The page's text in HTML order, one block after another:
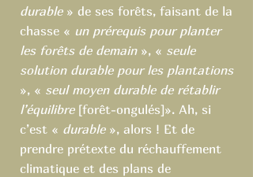
durable» de ses forêts, faisant de la
chasse « un prérequis pour planter
les forêts de demain», « seule
solution durable pour les plantations
», « seul moyen durable de rétablir
l’équilibre [forêt-ongulés]». Ah, si
c’est « durable», alors ! Et de
prendre prétexte du réchauffement
climatique et des plans de